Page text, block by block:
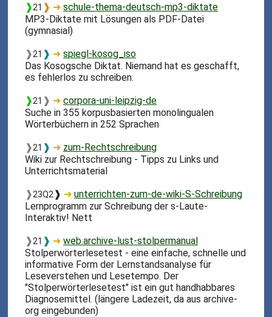
❱21 ❱ ➜schule-thema-deutsch-mp3-diktate
MP3-Diktate mit Lösungen als PDF-Datei
(gymnasial)
❱21 ❱ ➜spiegl-kosog_iso
Das Kosogsche Diktat. Niemand hat es geschafft,
es fehlerlos zu schreiben.
❱21 ❱ ➜corpora-uni-leipzig-de
Suche in 355 korpusbasierten monolingualen
Wörterbüchern in 252 Sprachen
❱21 ❱ ➜ zum-Rechtschreibung
Wiki zur Rechtschreibung - Tipps zu Links und
Unterrichtsmaterial
❱23Q2 ❱ ➜unterrichten-zum-de-wiki-S-Schreibung
Lernprogramm zur Schreibung der s-Laute-
Interaktiv! Nett
❱21 ❱ ➜web.archive-lust-stolpermanual
Stolperwörterlesetest - eine einfache, schnelle und
informative Form der Lernstandsanalyse für
Leseverstehen und Lesetempo. Der
"Stolperwörterlesetest" ist ein gut handhabbares
Diagnosemittel. (längere Ladezeit, da aus archive-
org eingebunden)